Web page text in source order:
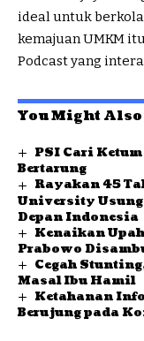
ideal untuk
kemajuan UMKM
Podcast yang
You Might
PSI Cari Ketum
Bertarung
Rayakan 45
University Usung
Depan Indonesia
Kenaikan
Prabowo
Cegah
Masal Ibu Hamil
Ketahanan
Berujung pada